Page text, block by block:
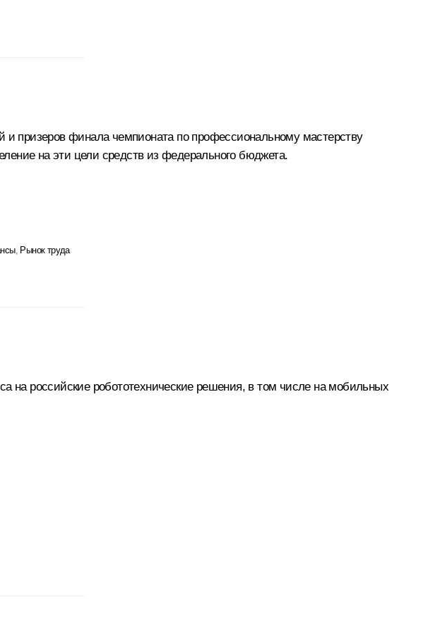
и призеров финала чемпионата по профессиональному мастерству
на эти цели средств из федерального бюджета.
, Рынок труда
на российские робототехнические решения, в том числе на мобильных